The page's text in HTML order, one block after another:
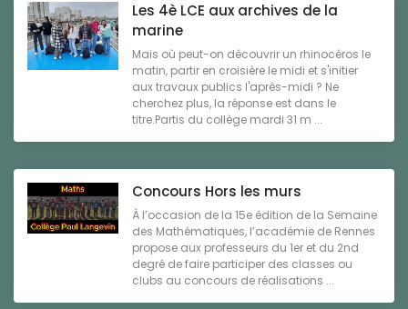
Les 4è LCE aux archives de la
marine
Mais où peut-on découvrir un rhinocéros le
matin, partir en croisière le midi et s'initier
aux travaux publics l'après-midi ? Ne
cherchez plus, la réponse est dans le
titre.Partis du collège mardi 31 m ...
Concours Hors les murs
À l’occasion de la 15e édition de la Semaine
des Mathématiques, l’académie de Rennes
propose aux professeurs du 1er et du 2nd
degré de faire participer des classes ou
clubs au concours de réalisations ...